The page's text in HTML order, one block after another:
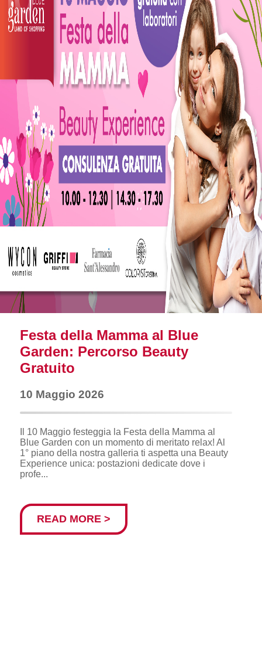
Festa della Mamma al Blue
Garden: Percorso Beauty
Gratuito
10 Maggio 2026
Il 10 Maggio festeggia la Festa della Mamma al
Blue Garden con un momento di meritato relax! Al
1° piano della nostra galleria ti aspetta una Beauty
Experience unica: postazioni dedicate dove i
profe...
READ MORE >